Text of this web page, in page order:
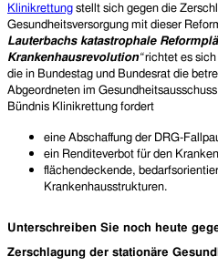
Klinikrettung stellt sich gegen die
Gesundheitsversorgung mit dieser
Lauterbachs katastrophale
Krankenhausrevolution“richtet es sich
die in Bundestag und Bundesrat die
Abgeordneten im
Bündnis Klinikrettung fordert
eine Abschaffung der DRG-
ein Renditeverbot für den
flächendeckende,
Krankenhausstrukturen.
Unterschreiben Sie noch heute
Zerschlagung der stationäre